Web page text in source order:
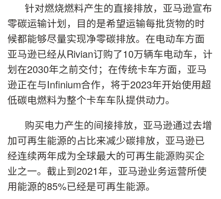
针对燃烧燃料产生的直接排放，亚马逊宣布
零碳运输计划，目的是希望运输每批货物的时
候都能够尽量实现净零碳排放。在电动车方面
亚马逊已经从Rivian订购了10万辆车电动车，计
划在2030年之前交付；在传统卡车方面，亚马
逊正在与Infinium合作，将于2023年开始使用超
低碳电燃料为整个卡车车队提供动力。
购买电力产生的间接排放，亚马逊通过去增
加可再生能源的占比来减少碳排放，亚马逊已
经连续两年成为全球最大的可再生能源购买企
业之一。截止到2021年，亚马逊业务运营所使
用能源的85%已经是可再生能源。